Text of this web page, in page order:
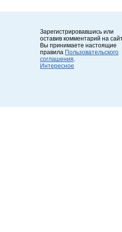
Зарегистрировавшись или
оставив комментарий на
Вы принимаете настоящие
правила Пользовательского
соглашения
Интересное